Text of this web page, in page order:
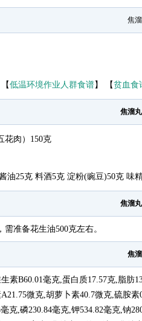
焦
低温环境作业人群食谱】 【贫血食
焦溜
花肉）150克
油25克 料酒5克 淀粉(豌豆)50克 味
焦溜
准备花生油500克左右。
焦
素B60.01毫克,蛋白质17.57克,脂肪
微克,胡萝卜素40.7微克,硫胺
克,磷230.84毫克,钾534.82毫克,钠